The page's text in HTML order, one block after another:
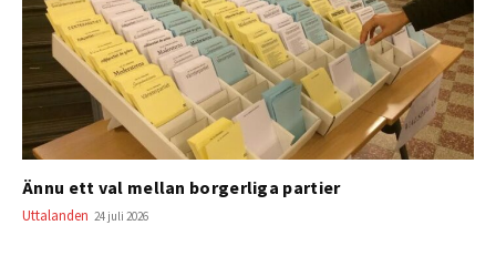
Ännu ett val mellan borgerliga partier
Uttalanden 24 juli 2026